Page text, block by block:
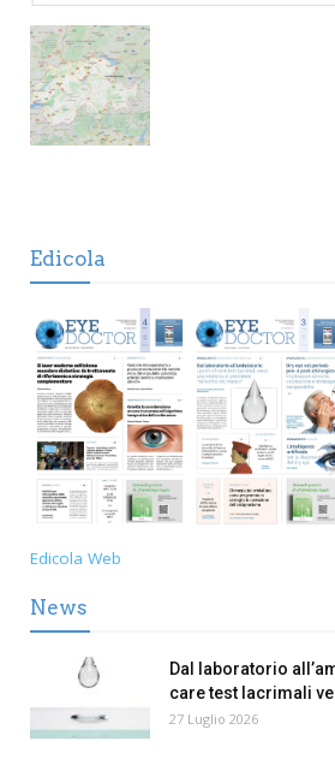
Edicola
Edicola Web
News
Dal laboratorio
care test lacrimali
27 Luglio 2026